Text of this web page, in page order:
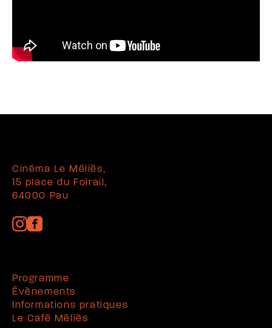
Cinéma Le Méliès,
15 place du Foirail,
64000 Pau
Programme
Évènements
Informations pratiques
Le Café Méliès